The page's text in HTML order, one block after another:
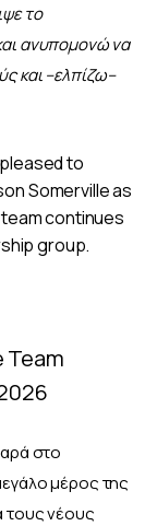
το
ανυπομονώ να
και –ελπίζω–
to
Somerville as
continues
group.
Team
στο
μέρος της
τους νέους